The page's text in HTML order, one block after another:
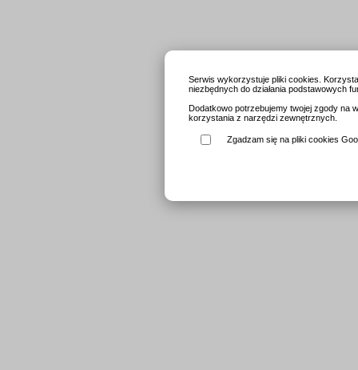
Serwis wykorzystuje pliki cookies.
niezbędnych do działania podstawowych
Dodatkowo potrzebujemy twojej zgody na
korzystania z narzędzi zewnętrznych.
Zgadzam się na pliki cookies